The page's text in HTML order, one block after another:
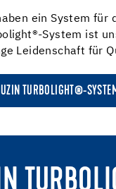
ein System für
System ist
Leidenschaft für
TURBOLIGHT®-